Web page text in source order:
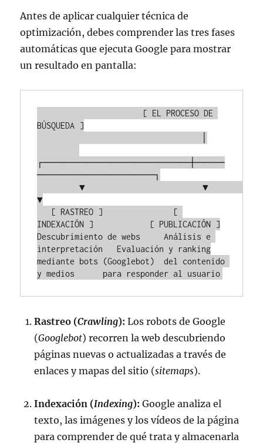
Antes de aplicar cualquier técnica de
optimización, debes comprender las tres fases
automáticas que ejecuta Google para mostrar
un resultado en pantalla:
BÚSQUEDA ]
┌─────────────────────────┼─────
────────────────────┐
         ▼                         ▼
▼
INDEXACIÓN ]            [ PUBLICACIÓN ]
Descubrimiento de webs     Análisis e
interpretación   Evaluación y ranking
mediante bots (Googlebot)  del contenido
Rastreo (Crawling): Los robots de Google
(Googlebot) recorren la web descubriendo
páginas nuevas o actualizadas a través de
enlaces y mapas del sitio (sitemaps).
Indexación (Indexing): Google analiza el
texto, las imágenes y los vídeos de la página
para comprender de qué trata y almacenarla